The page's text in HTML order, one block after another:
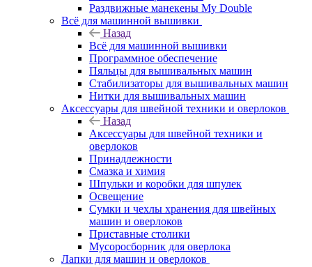
Раздвижные манекены My Double
Всё для машинной вышивки
Назад
Всё для машинной вышивки
Программное обеспечение
Пяльцы для вышивальных машин
Стабилизаторы для вышивальных машин
Нитки для вышивальных машин
Аксессуары для швейной техники и оверлоков
Назад
Аксессуары для швейной техники и
оверлоков
Принадлежности
Смазка и химия
Шпульки и коробки для шпулек
Освещение
Сумки и чехлы хранения для швейных
машин и оверлоков
Приставные столики
Мусоросборник для оверлока
Лапки для машин и оверлоков